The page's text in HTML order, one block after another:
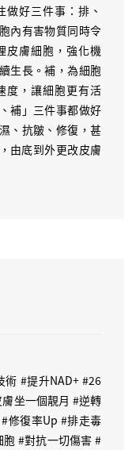
好三件事：排、
內有害物質同時令
皮膚細胞，強化機
生長。補，為細胞
度，讓細胞更有活
補」三件事都做好
、抗皺、修復，甚
由底到外更改皮膚
#提升NAD+ #26
坐一個靚月 #逆轉
修復率Up #排走毒
#對抗一切傷害 #